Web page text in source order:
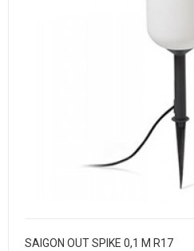
SAIGON OUT SPIKE 0,1 M R17